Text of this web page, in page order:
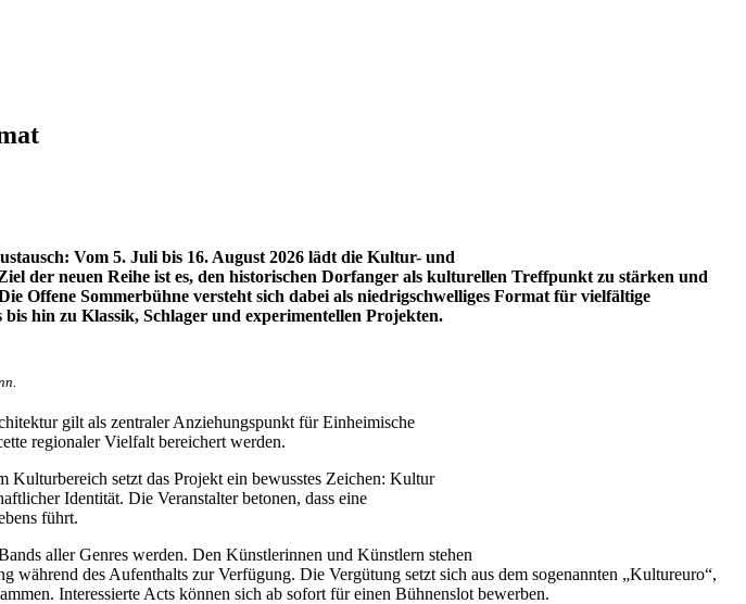
Vom 5. Juli bis 16. August 2026 lädt die Kultur- und
der neuen Reihe ist es, den historischen Dorfanger als kulturellen Treffpunkt zu stärken und
Offene Sommerbühne versteht sich dabei als niedrigschwelliges Format für vielfältige
hin zu Klassik, Schlager und experimentellen Projekten.
gilt als zentraler Anziehungspunkt für Einheimische
regionaler Vielfalt bereichert werden.
setzt das Projekt ein bewusstes Zeichen: Kultur
Identität. Die Veranstalter betonen, dass eine
führt.
aller Genres werden. Den Künstlerinnen und Künstlern stehen
des Aufenthalts zur Verfügung. Die Vergütung setzt sich aus dem sogenannten „Kultureuro“,
Interessierte Acts können sich ab sofort für einen Bühnenslot bewerben.